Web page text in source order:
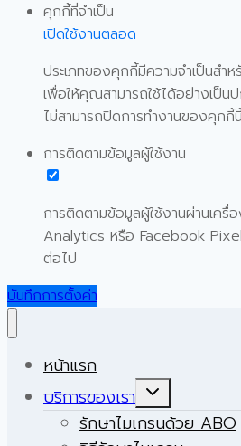
คุกกี้ที่จำเป็น
เปิดใช้งานตลอด
ประเภทของคุกกี้มีความจำเป็นสำ
เพื่อให้คุณสามารถใช้ได้อย่างเป็น
ไม่สามารถปิดการทำงานของคุกกี้
การติดตามข้อมูลผู้ใช้งาน
การติดตามข้อมูลผู้ใช้งานผ่านเค
Analytics หรือ Facebook Pixel
ต่อไป
บันทึกการตั้งค่า
หน้าแรก
บริการของเรา
Expand
child
menu
รักษาไมเกรนด้วย ABO